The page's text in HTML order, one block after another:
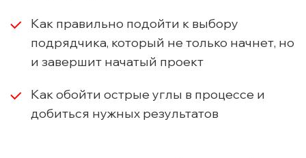
Как правильно подойти к выбору
подрядчика, который не только начнет, но
и завершит начатый проект
Как обойти острые углы в процессе и
добиться нужных результатов